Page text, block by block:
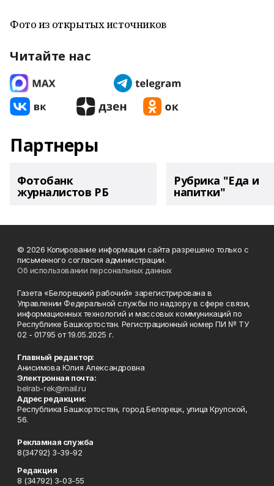
Фото из открытых источников
Читайте нас
Партнеры
Фотобанк
журналистов РБ
Рубрика "Еда и
напитки"
© 2026 Копирование информации сайта разрешено только с
письменного согласия администрации.
Об использовании персональных данных
Газета «Белорецкий рабочий» зарегистрирована в
Управлении Федеральной службы по надзору в сфере связи,
информационных технологий и массовых коммуникаций по
Республике Башкортостан. Регистрационный номер ПИ № ТУ
02 - 01795 от 19.05.2025 г.
Главный редактор:
Анисимова Юлия Александровна
Электронная почта:
belrab-rek@mail.ru
Адрес редакции:
Республика Башкортостан, город Белорецк, улица Крупской,
56.
Рекламная служба
8(34792) 3-39-92
Редакция
8 (34792) 3-03-55